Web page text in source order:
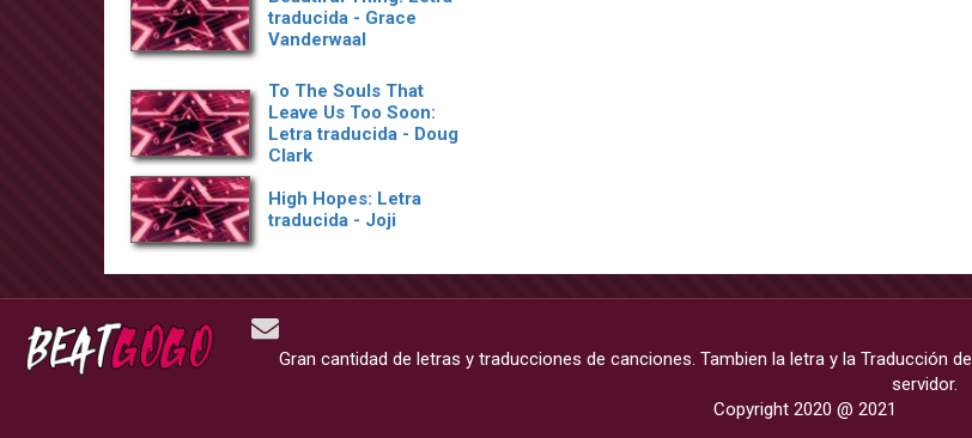
traducida - Grace
Vanderwaal
To The Souls That
Leave Us Too Soon:
Letra traducida - Doug
Clark
High Hopes: Letra
traducida - Joji
Gran cantidad de letras y traducciones de canciones. Tambien la letra y la Traducción de
servidor.
Copyright 2020 @ 2021